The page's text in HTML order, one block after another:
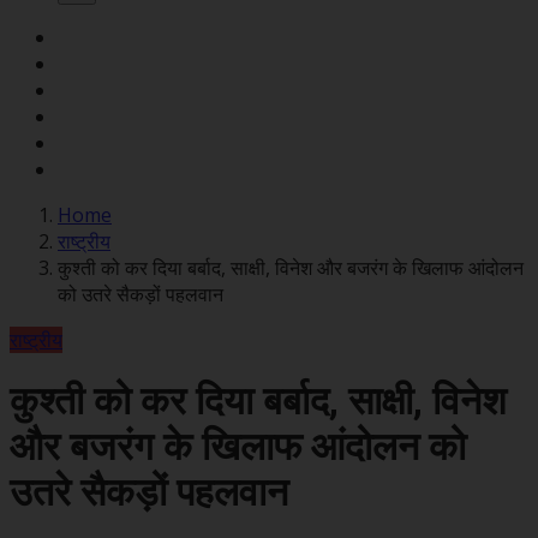
Home
राष्ट्रीय
कुश्ती को कर दिया बर्बाद, साक्षी, विनेश और बजरंग के खिलाफ आंदोलन
को उतरे सैकड़ों पहलवान
राष्ट्रीय
कुश्ती को कर दिया बर्बाद, साक्षी, विनेश
और बजरंग के खिलाफ आंदोलन को
उतरे सैकड़ों पहलवान